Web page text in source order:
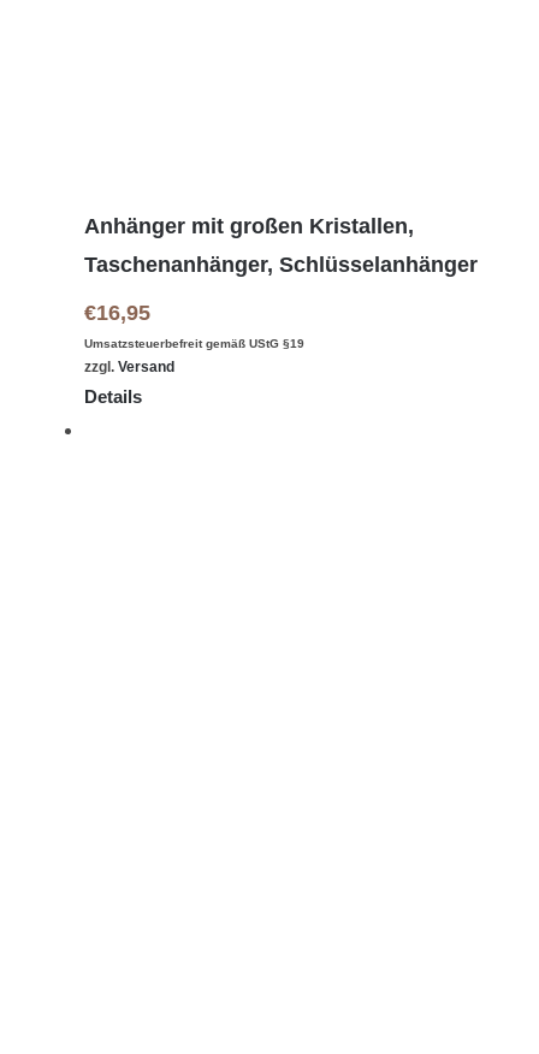
Anhänger mit großen Kristallen,
Taschenanhänger, Schlüsselanhänger
€16,95
Umsatzsteuerbefreit gemäß UStG §19
zzgl. Versand
Details